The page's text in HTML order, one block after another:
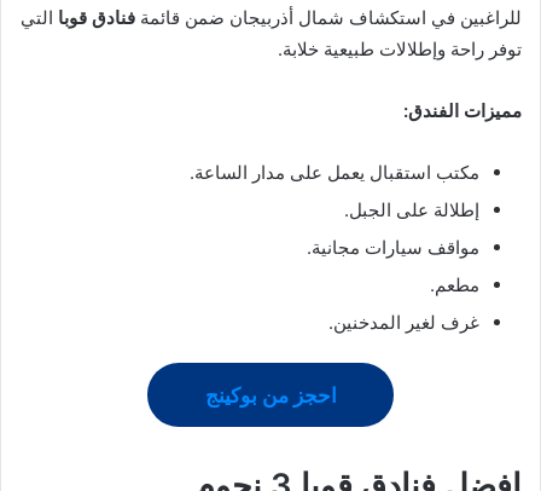
للراغبين في استكشاف شمال أذربيجان ضمن قائمة فنادق قوبا التي
توفر راحة وإطلالات طبيعية خلابة.
مميزات الفندق:
مكتب استقبال يعمل على مدار الساعة.
إطلالة على الجبل.
مواقف سيارات مجانية.
مطعم.
غرف لغير المدخنين.
احجز من بوكينج